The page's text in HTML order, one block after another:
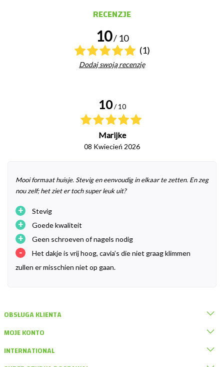
RECENZJE
10/ 10
(1)
Dodaj swoją recenzję
10 / 10
Marijke
08 Kwiecień 2026
Mooi formaat huisje. Stevig en eenvoudig in elkaar te zetten. En zeg
nou zelf; het ziet er toch super leuk uit?
+ Stevig
+ Goede kwaliteit
+ Geen schroeven of nagels nodig
-
Het dakje is vrij hoog, cavia’s die niet graag klimmen
zullen er misschien niet op gaan.
OBSŁUGA KLIENTA
MOJE KONTO
INTERNATIONAL